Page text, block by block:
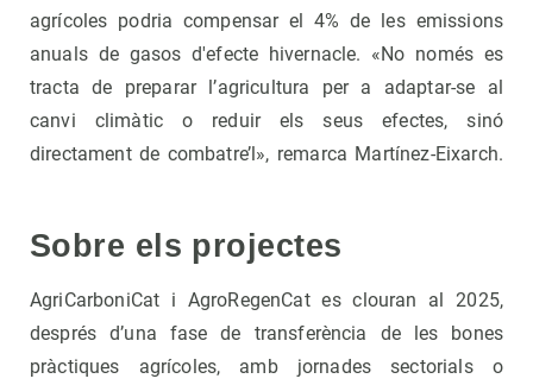
agrícoles podria compensar el 4% de les emissions
anuals de gasos d'efecte hivernacle. «No només es
tracta de preparar l’agricultura per a adaptar-se al
canvi climàtic o reduir els seus efectes, sinó
directament de combatre’l», remarca Martínez-Eixarch.
Sobre els projectes
AgriCarboniCat i AgroRegenCat es clouran al 2025,
després d’una fase de transferència de les bones
pràctiques agrícoles, amb jornades sectorials o